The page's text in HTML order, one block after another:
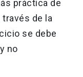
práctica de
de la
se debe
no